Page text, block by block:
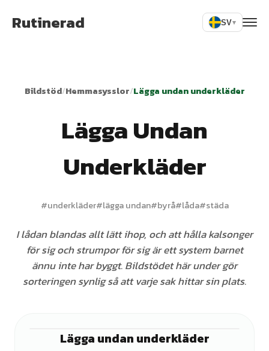
Rutinerad SV▾
Bildstöd/Hemmasysslor/Lägga undan underkläder
Lägga Undan
Underkläder
#underkläder#lägga undan#byrå#låda#städa
I lådan blandas allt lätt ihop, och att hålla kalsonger
för sig och strumpor för sig är ett system barnet
ännu inte har byggt. Bildstödet här under gör
sorteringen synlig så att varje sak hittar sin plats.
Lägga undan underkläder